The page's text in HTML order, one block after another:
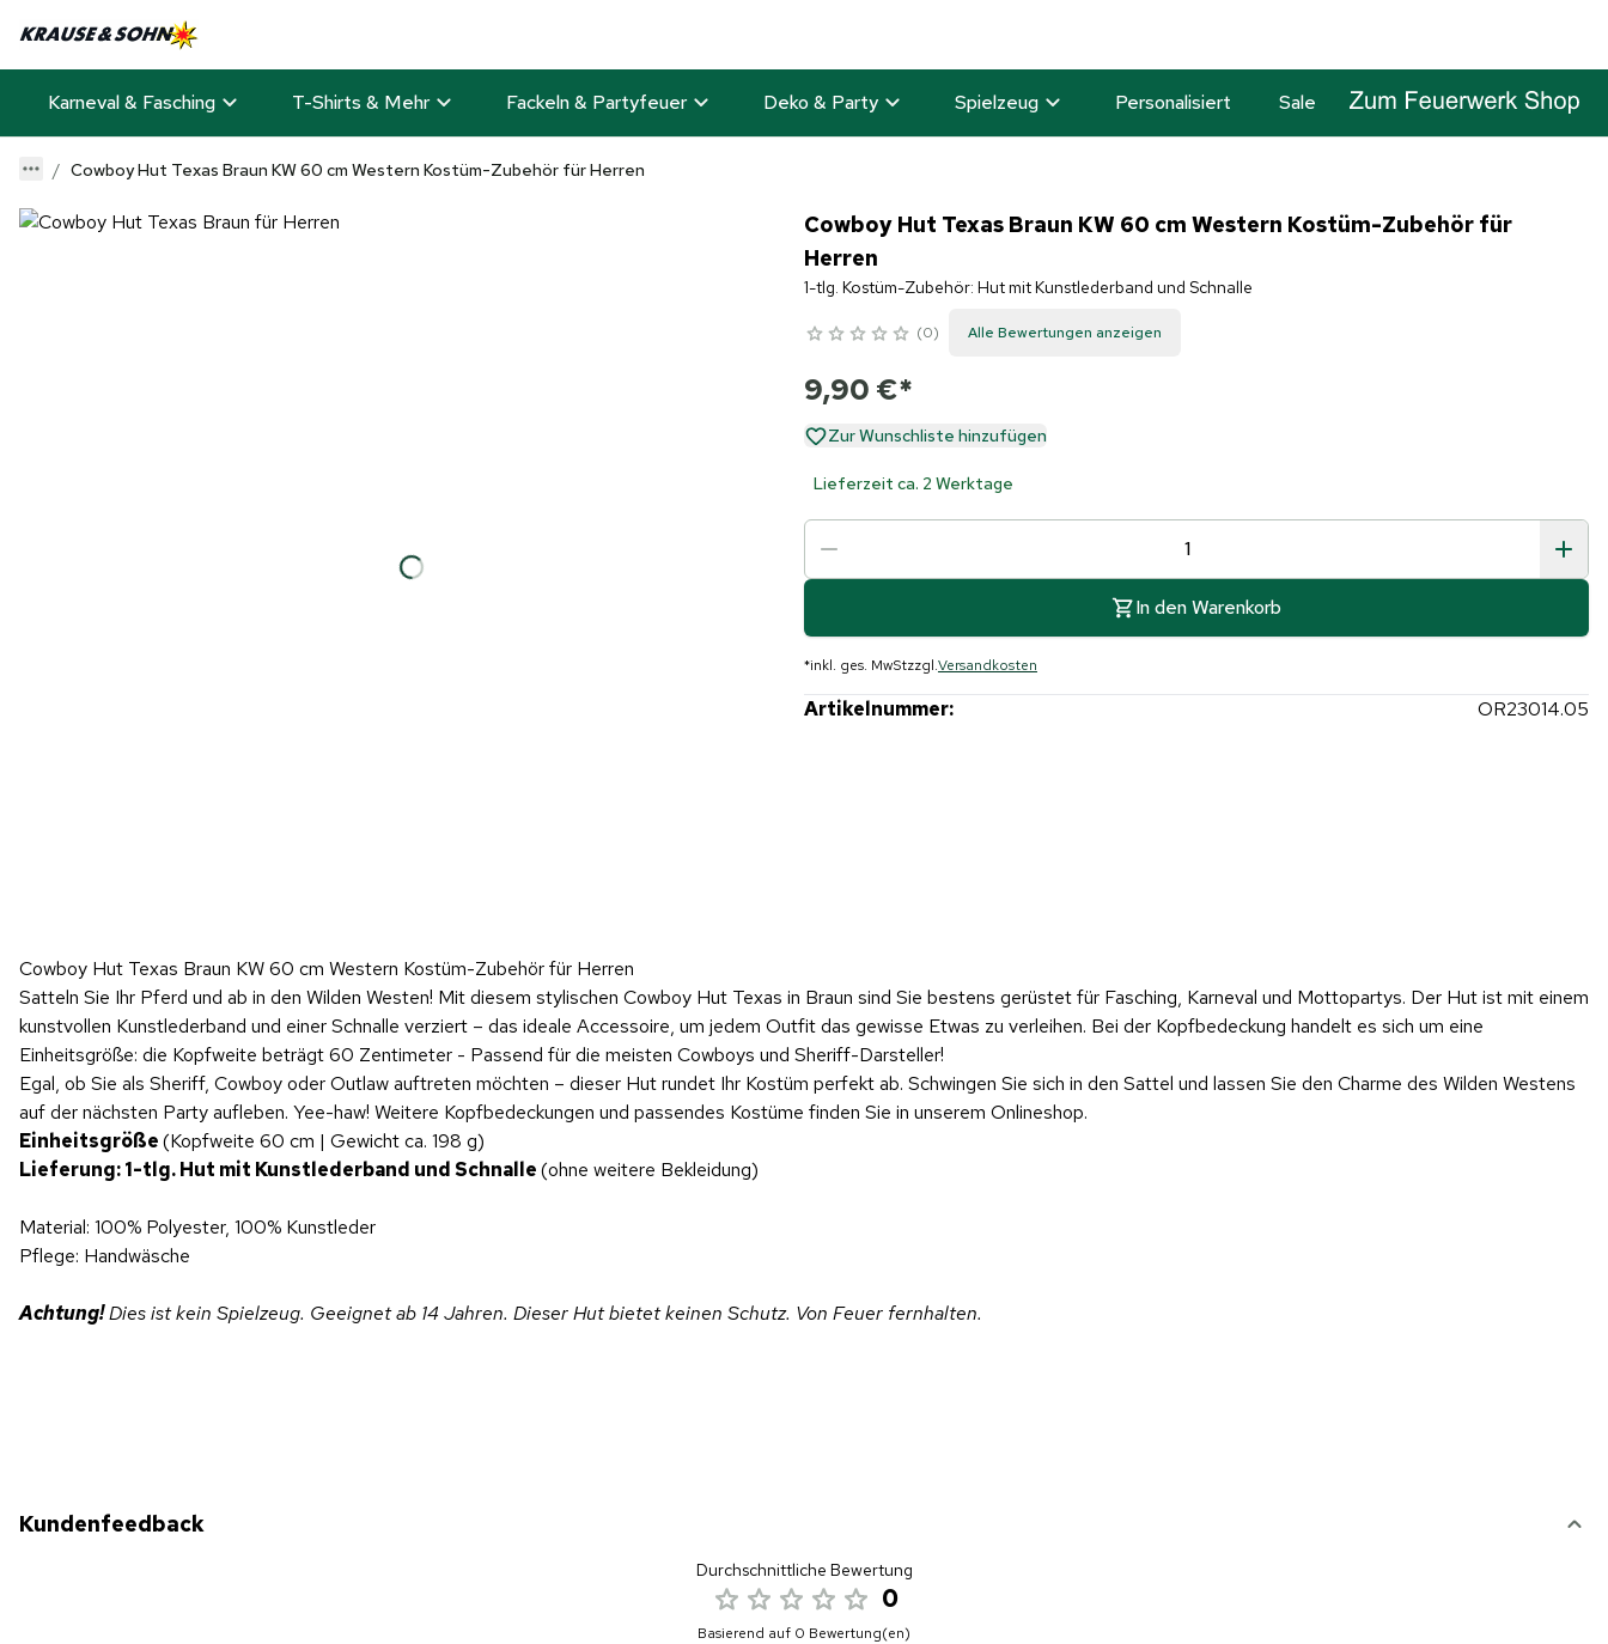
Karneval & Fasching T-Shirts & Mehr Fackeln & Partyfeuer Deko & Party Spielzeug Personalisiert Sale
Cowboy Hut Texas Braun KW 60 cm Western Kostüm-Zubehör für Herren
Cowboy Hut Texas Braun KW 60 cm Western Kostüm-Zubehör für
Herren
1-tlg. Kostüm-Zubehör: Hut mit Kunstlederband und Schnalle
0 Alle Bewertungen anzeigen
9,90 €*
Zur Wunschliste hinzufügen
Lieferzeit ca. 2 Werktage
In den Warenkorb
*inkl. ges. MwStzzgl.Versandkosten
Artikelnummer: OR23014.05
Cowboy Hut Texas Braun KW 60 cm Western Kostüm-Zubehör für Herren
Satteln Sie Ihr Pferd und ab in den Wilden Westen! Mit diesem stylischen Cowboy Hut Texas in Braun sind Sie bestens gerüstet für Fasching, Karneval und Mottopartys. Der Hut ist mit einem
kunstvollen Kunstlederband und einer Schnalle verziert – das ideale Accessoire, um jedem Outfit das gewisse Etwas zu verleihen. Bei der Kopfbedeckung handelt es sich um eine
Einheitsgröße: die Kopfweite beträgt 60 Zentimeter - Passend für die meisten Cowboys und Sheriff-Darsteller!
Egal, ob Sie als Sheriff, Cowboy oder Outlaw auftreten möchten – dieser Hut rundet Ihr Kostüm perfekt ab. Schwingen Sie sich in den Sattel und lassen Sie den Charme des Wilden Westens
auf der nächsten Party aufleben. Yee-haw! Weitere Kopfbedeckungen und passendes Kostüme finden Sie in unserem Onlineshop.
Einheitsgröße(Kopfweite 60 cm | Gewicht ca. 198 g)
Lieferung: 1-tlg. Hut mit Kunstlederband und Schnalle(ohne weitere Bekleidung)
Material: 100% Polyester, 100% Kunstleder
Pflege: Handwäsche
Achtung!Dies ist kein Spielzeug. Geeignet ab 14 Jahren. Dieser Hut bietet keinen Schutz. Von Feuer fernhalten.
Kundenfeedback
Durchschnittliche Bewertung
0
Basierend auf 0 Bewertung(en)